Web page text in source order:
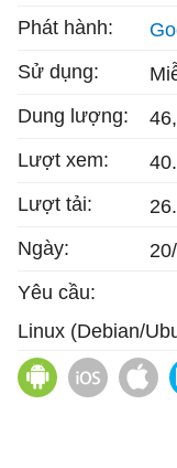
Phát hành:
Sử dụng:
Dung lượng:
Lượt xem:
Lượt tải:
Ngày:
Yêu cầu:
Linux (Debian/
Google